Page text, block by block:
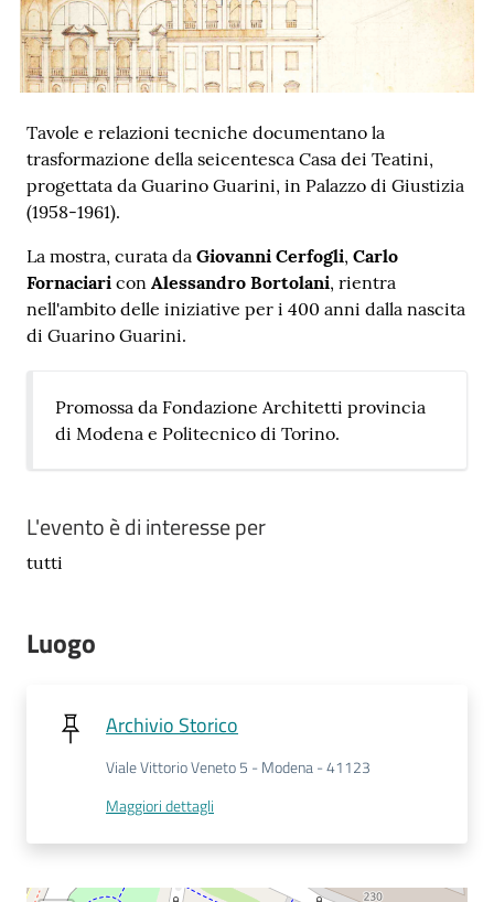
UTILIZZA
servizi
online
Novità
Contatti
Tavole e relazioni tecniche documentano la
trasformazione della seicentesca Casa dei Teatini,
progettata da Guarino Guarini, in Palazzo di Giustizia
(1958-1961).
La mostra, curata da Giovanni Cerfogli, Carlo
Fornaciari con Alessandro Bortolani, rientra
nell'ambito delle iniziative per i 400 anni dalla nascita
di Guarino Guarini.
Promossa da Fondazione Architetti provincia
di Modena e Politecnico di Torino.
L'evento è di interesse per
tutti
Luogo
Archivio Storico
Viale Vittorio Veneto 5 - Modena - 41123
Maggiori dettagli